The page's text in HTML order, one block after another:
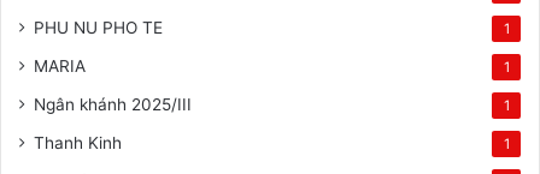
PHU NU PHO TE 1
MARIA 1
Ngân khánh 2025/III 1
Thanh Kinh 1